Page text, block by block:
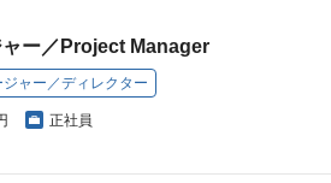
ー／Project Manager
ャー／ディレクター
正社員